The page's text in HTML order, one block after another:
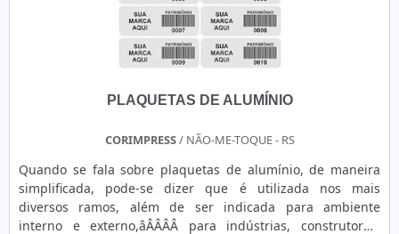
PLAQUETAS DE ALUMÍNIO
CORIMPRESS/ NÃO-ME-TOQUE - RS
Quando se fala sobre plaquetas de alumínio, de maneira
simplificada, pode-se dizer que é utilizada nos mais
diversos ramos, além de ser indicada para ambiente
interno e externo,âÂÂÂÂ para indústrias, construtoras,